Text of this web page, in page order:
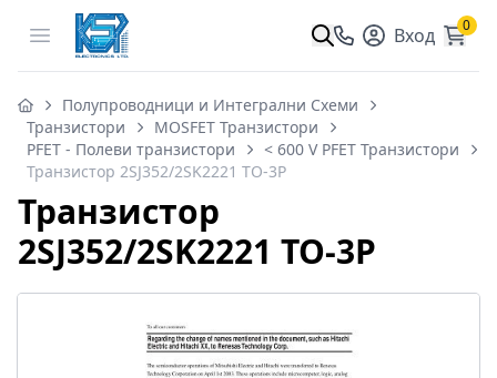
Open menu Вход 0
Полупроводници и Интегрални Схеми
Транзистори
MOSFET Транзистори
PFET - Полеви транзистори
< 600 V PFET Транзистори
Транзистор 2SJ352/2SK2221 TO-3P
Транзистор
2SJ352/2SK2221 TO-3P